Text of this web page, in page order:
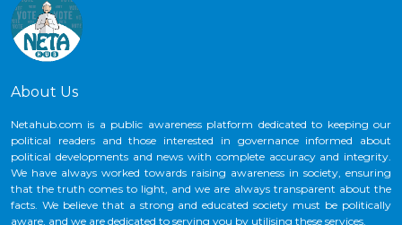
About Us
Netahub.com is a public awareness platform dedicated to keeping our
political readers and those interested in governance informed about
political developments and news with complete accuracy and integrity.
We have always worked towards raising awareness in society, ensuring
that the truth comes to light, and we are always transparent about the
facts. We believe that a strong and educated society must be politically
aware, and we are dedicated to serving you by utilising these services.